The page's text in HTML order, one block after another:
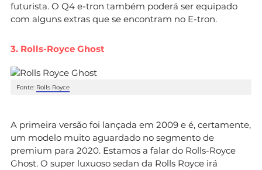
futurista. O Q4 e-tron também poderá ser equipado
com alguns extras que se encontram no E-tron.
3. Rolls-Royce Ghost
Fonte: Rolls Royce
A primeira versão foi lançada em 2009 e é, certamente,
um modelo muito aguardado no segmento de
premium para 2020. Estamos a falar do Rolls-Royce
Ghost. O super luxuoso sedan da Rolls Royce irá